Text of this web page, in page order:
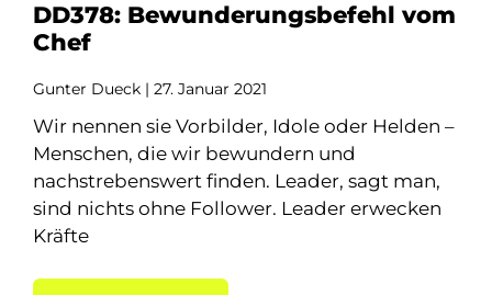
DD378: Bewunderungsbefehl vom
Chef
Gunter Dueck 27. Januar 2021
Wir nennen sie Vorbilder, Idole oder Helden –
Menschen, die wir bewundern und
nachstrebenswert finden. Leader, sagt man,
sind nichts ohne Follower. Leader erwecken
Kräfte